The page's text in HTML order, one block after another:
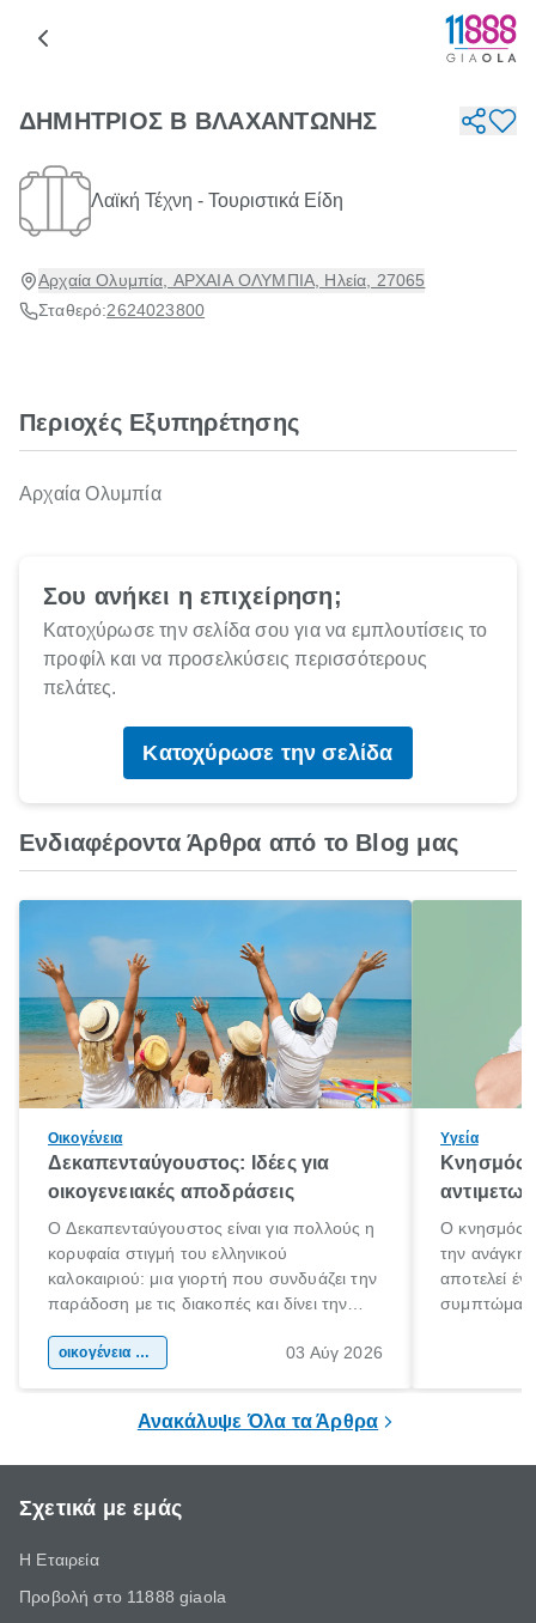
ΔΗΜΗΤΡΙΟΣ Β ΒΛΑΧΑΝΤΩΝΗΣ
Λαϊκή Τέχνη - Τουριστικά Είδη
Αρχαία Ολυμπία, ΑΡΧΑΙΑ ΟΛΥΜΠΙΑ, Ηλεία, 27065
Σταθερό:2624023800
Περιοχές Εξυπηρέτησης
Αρχαία Ολυμπία
Σου ανήκει η επιχείρηση;
Κατοχύρωσε την σελίδα σου για να εμπλουτίσεις το
προφίλ και να προσελκύσεις περισσότερους
πελάτες.
Κατοχύρωσε την σελίδα
Ενδιαφέροντα Άρθρα από το Blog μας
Οικογένεια
Δεκαπενταύγουστος: Ιδέες για
οικογενειακές αποδράσεις
Ο Δεκαπενταύγουστος είναι για πολλούς η
κορυφαία στιγμή του ελληνικού
καλοκαιριού: μια γιορτή που συνδυάζει την
παράδοση με τις διακοπές και δίνει την
χώρας. Είτε πρόκειται για λίγες μέρες
οικογένεια & παιδί 03 Αύγ 2026
Υγεία
Κνησμός:
Ο κνησμός
την ανάγκη
αποτελεί
Ανακάλυψε Όλα τα Άρθρα
Σχετικά με εμάς
Η Εταιρεία
Προβολή στο 11888 giaola